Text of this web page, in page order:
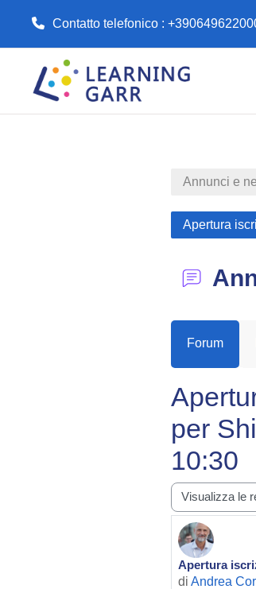
Contatto telefonico :
Annunci e
Apertura
Forum
per
10:30
Modalità
Apertura
di Andrea
Numero di